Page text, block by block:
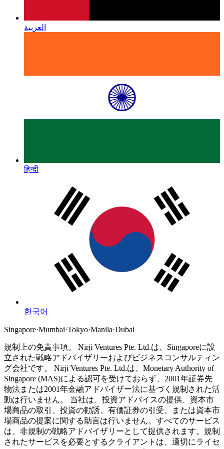
العربية
हिन्दी
한국어
Singapore·Mumbai·Tokyo·Manila·Dubai
規制上の免責事項。
Nirji Ventures Pte. Ltd.は、Singaporeに設
立された戦略アドバイザリーおよびビジネスコンサルティン
グ会社です。
Nirji Ventures Pte. Ltd.は、Monetary Authority of
Singapore (MAS)による認可を受けておらず、2001年証券先
物法または2001年金融アドバイザー法に基づく規制された活
動は行いません。
当社は、投資アドバイスの提供、資本市
場商品の取引、投資の勧誘、有価証券の引受、または資本市
場商品の提案に関する助言は行いません。すべてのサービス
は、非規制の戦略アドバイザリーとして提供されます。規制
されたサービスを必要とするクライアントは、適切にライセ